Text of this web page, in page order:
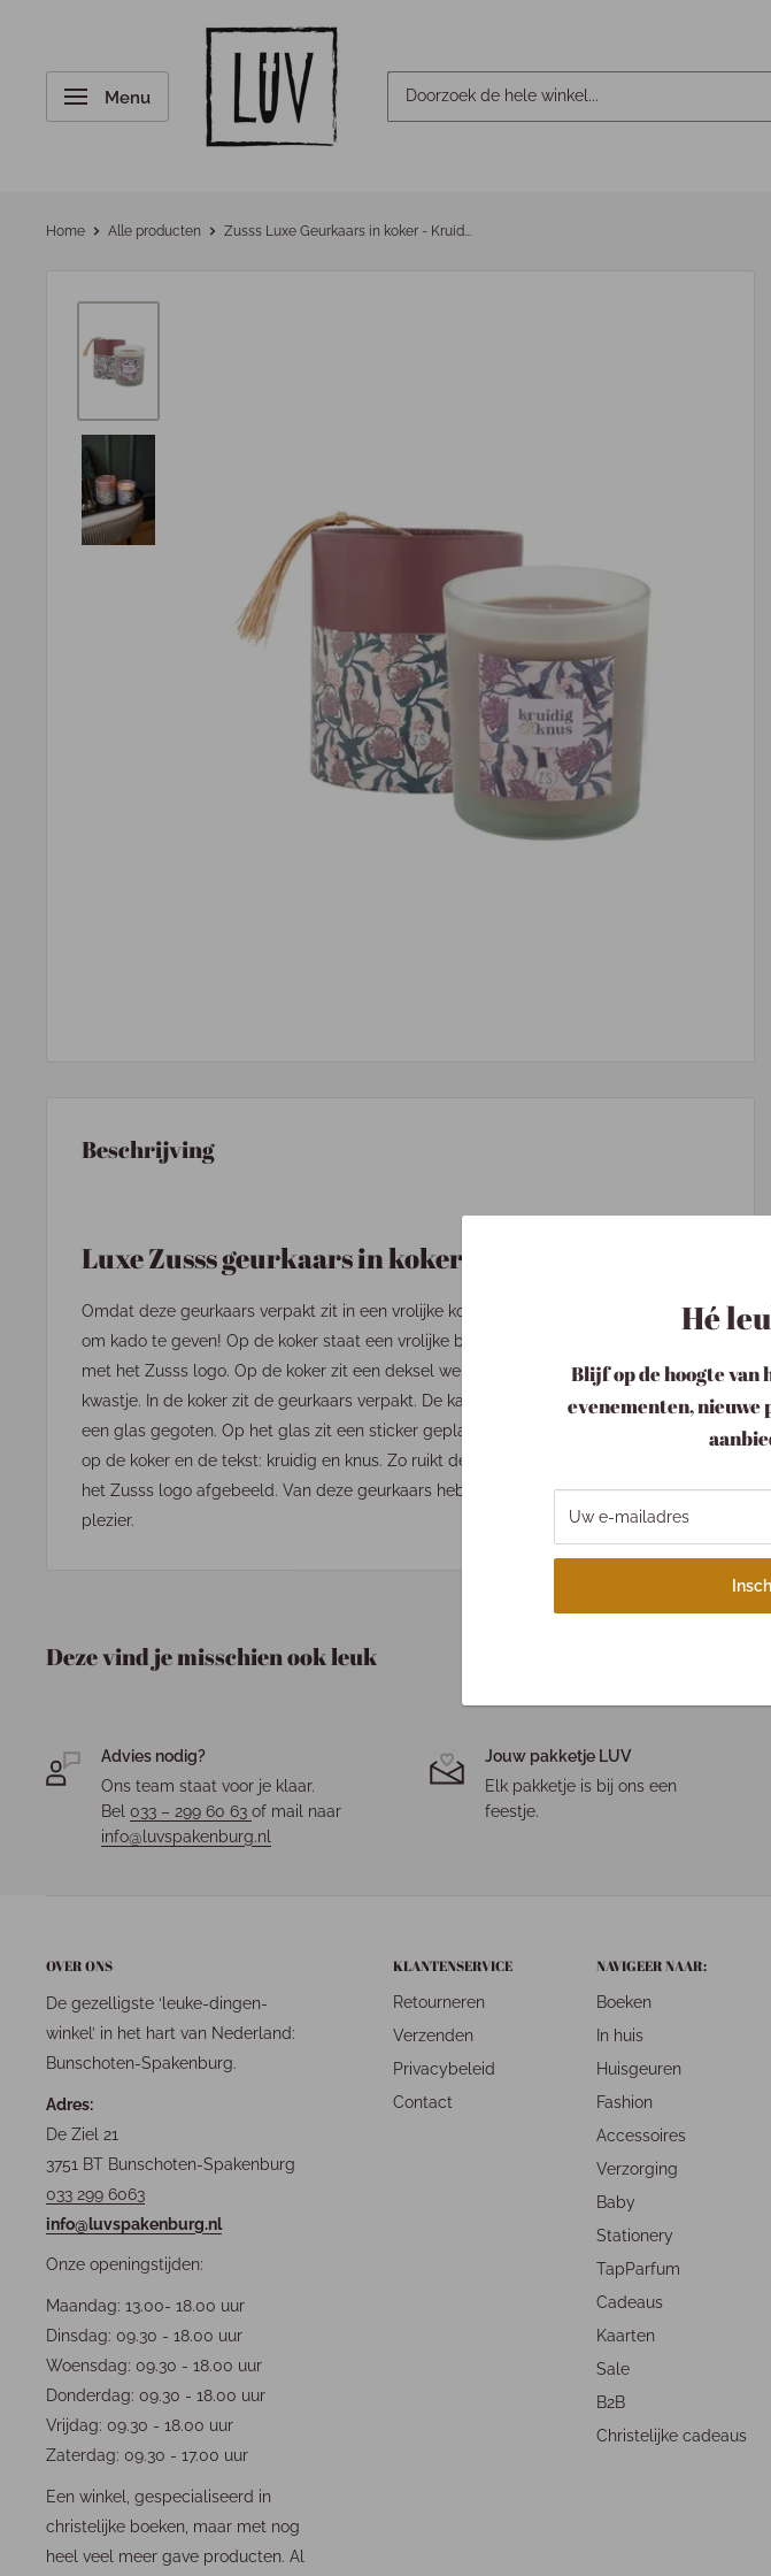
Hé
Blijf op de hoogte van
evenementen, nieuwe
Uw e-mailadres
Menu
Home Alle producten Zusss Luxe Geurkaars in koker - Kruid...
Beschrijving
Luxe Zusss geurkaars in koker
Omdat deze geurkaars verpakt zit in een vrolijke koker, is dit een zeer geschikt item
om kado te geven! Op de koker staat een vrolijke bloemenprint afgebeeld samen
met het Zusss logo. Op de koker zit een deksel welke is voorzien van een gouden
kwastje. In de koker zit de geurkaars verpakt. De kaars heeft een zandkleur en is in
een glas gegoten. Op het glas zit een sticker geplakt met dezelfde bloemenprint als
op de koker en de tekst: kruidig en knus. Zo ruikt de kaars ook. Daaronder staat weer
het Zusss logo afgebeeld. Van deze geurkaars heb je ongeveer 55 branduren
plezier.
Deze vind je misschien ook leuk
Advies nodig?
Ons team staat voor je klaar.
Bel 033 – 299 60 63 of mail naar
info@luvspakenburg.nl
Jouw pakketje LUV
Elk pakketje is bij ons een
feestje.
OVER ONS
De gezelligste ‘leuke-dingen-
winkel’ in het hart van Nederland:
Bunschoten-Spakenburg.
Adres:
De Ziel 21
3751 BT Bunschoten-Spakenburg
033 299 6063
info@luvspakenburg.nl
Onze openingstijden:
Maandag: 13.00- 18.00 uur
Dinsdag: 09.30 - 18.00 uur
Woensdag: 09.30 - 18.00 uur
Donderdag: 09.30 - 18.00 uur
Vrijdag: 09.30 - 18.00 uur
Zaterdag: 09.30 - 17.00 uur
Een winkel, gespecialiseerd in
christelijke boeken, maar met nog
heel veel meer gave producten. Al
KLANTENSERVICE
Retourneren
Verzenden
Privacybeleid
Contact
NAVIGEER NAAR:
Boeken
In huis
Huisgeuren
Fashion
Accessoires
Verzorging
Baby
Stationery
TapParfum
Cadeaus
Kaarten
Sale
B2B
Christelijke cadeaus